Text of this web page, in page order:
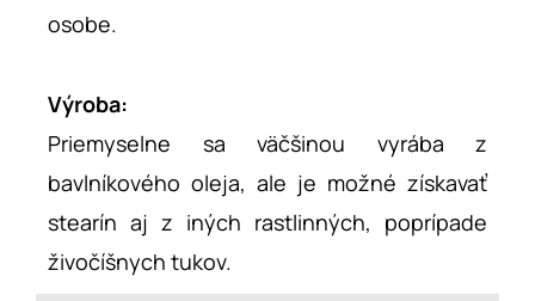
osobe.
Výroba:
Priemyselne sa väčšinou vyrába z
bavlníkového oleja, ale je možné získavať
stearín aj z iných rastlinných, poprípade
živočíšnych tukov.